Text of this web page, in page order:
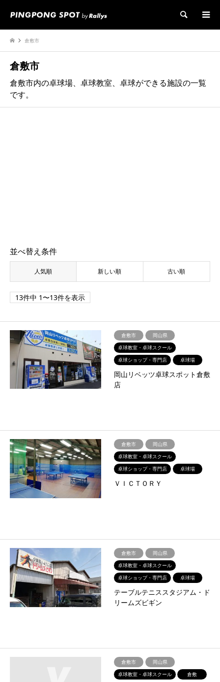
検索
倉敷市
倉敷市
倉敷市内の卓球場、卓球教室、卓球ができる施設の一覧
です。
並べ替え条件
人気順 新しい順 古い順
13件中 1〜13件を表示
倉敷市
岡山県
卓球教室・卓球スクール
卓球ショップ・専門店
卓球場
岡山リベッツ卓球スポット倉敷
店
倉敷市
岡山県
卓球教室・卓球スクール
卓球ショップ・専門店
卓球場
ＶＩＣＴＯＲＹ
倉敷市
岡山県
卓球教室・卓球スクール
卓球ショップ・専門店
卓球場
テーブルテニススタジアム・ド
リームズビギン
倉敷市
岡山県
卓球教室・卓球スクール
倉敷